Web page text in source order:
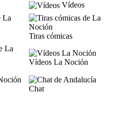
Vídeos
Tiras cómicas
Vídeos La Noción
Chat